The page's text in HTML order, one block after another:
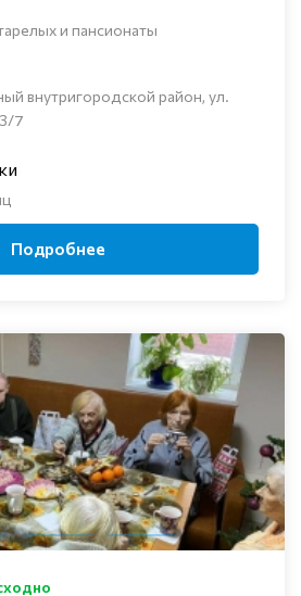
и пансионаты
внутригородской район, ул.
7
Подробнее